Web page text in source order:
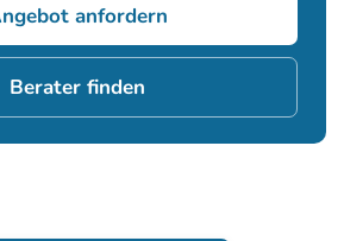
anfordern
Berater finden